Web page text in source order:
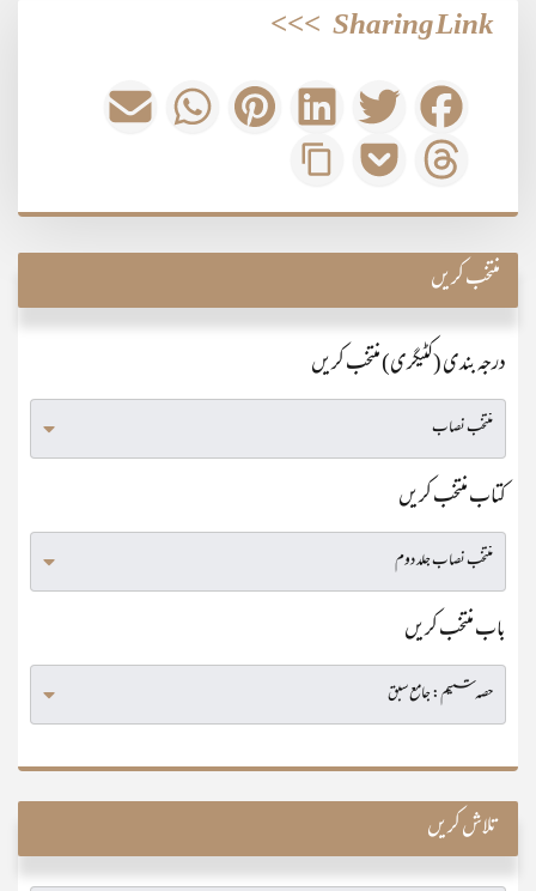
Sharing Link
>>>
منتخب کریں
درجہ بندی (کٹیگری) منتخب کریں
کتاب منتخب کریں
باب منتخب کریں
تلاش کریں